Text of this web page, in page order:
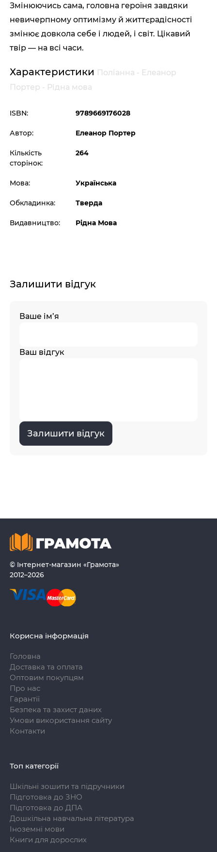
Змінюючись сама, головна героїня завдяки
невичерпному оптимізму й життєрадісності
змінює довкола себе і людей, і світ. Цікавий
твір — на всі часи.
Характеристики Поліанна - Елеанор
Портер - Рідна мова
ISBN: 9789669176028
Автор: Елеанор Портер
Кількість
сторінок:
264
Мова: Українська
Обкладинка: Тверда
Видавництво: Рідна Мова
Залишити відгук
Ваше ім’я
Ваш відгук
Залишити відгук
© Інтернет-магазин «Грамота»
2012–2026
Корисна інформація
Головна
Доставка та оплата
Оптовим покупцям
Про нас
Гарантії
Безпека та захист даних
Умови використання сайту
Контакти
Топ категорії
Шкільні зошити та підручники
Підготовка до ЗНО
Підготовка до ДПА
Дошкільна навчальна література
Іноземні мови
Книги для дорослих